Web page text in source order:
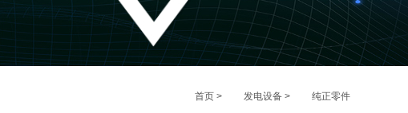
首页 > 发电设备 > 纯正零件